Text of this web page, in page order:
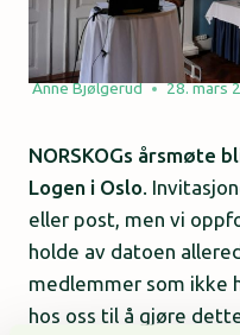
Anne Bjølgerud 28. mars
NORSKOGs årsmøte
Logen i Oslo.
eller post, men vi
holde av datoen
medlemmer som ikke
hos oss til å gjøre